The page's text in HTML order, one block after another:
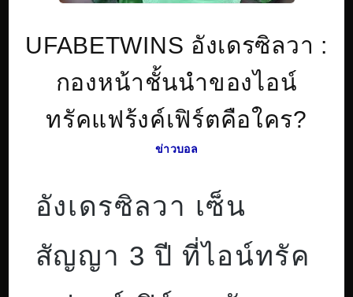
UFABETWINS อังเดรซิลวา :
กองหน้าชั้นนำของไอน์
ทรัคแฟร้งค์เฟิร์ตคือใคร?
ข่าวบอล
อังเดรซิลวา เซ็น
สัญญา 3 ปี ที่ไอน์ทรัค